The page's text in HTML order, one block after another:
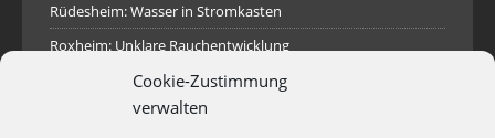
Cookie-Zustimmung
verwalten
Rüdesheim: Wasser in Stromkasten
Roxheim: Unklare Rauchentwicklung
Sprendlingen: Überörtliche Hilfe bei Industriebrand in
Sprendlingen